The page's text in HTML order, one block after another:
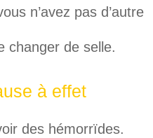
n’avez pas d’autre
changer de selle.
à effet
des hémorrïdes.